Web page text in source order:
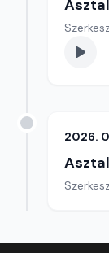
2026.